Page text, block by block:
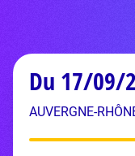
Du 17/09/
AUVERGNE-